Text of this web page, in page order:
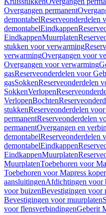
Overgangen permanent
demontabelReserveonderdelen
demontabelEindkappen
EindkappenMuurplaten
stukken voor verwarming
verwarmingOvergangen voor
Overgangen voor verwarming
gasReserveonderdelen voor
gasSokkenReserveonderdelen
SokkenVerlopen
VerlopenBochten
stukkenReserveonderdelen
permanentReserveonderdelen
permanentOvergangen en
demontabelReserveonderdelen
demontabelEindkappen
EindkappenMuurplaten
MuurplatenToebehoren voor
Toebehoren voor Mapress koper
aansluitingenAfdichtingen voor
voor buizenBevestigingen voor
Bevestigingen voor muurplaten
voor flensverbindingenGeberit